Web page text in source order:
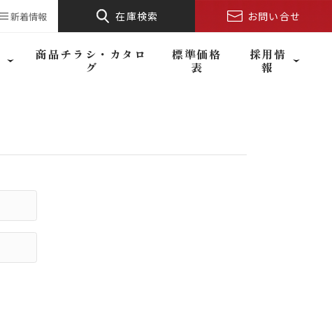
新着情報 在庫検索 お問い合せ
商品チラシ・カタロ
グ
標準価格
表
採用情
報